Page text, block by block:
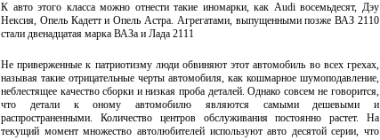
К авто этого класса можно отнести такие иномарки, как Audi восемьдесят, Дэу
Нексия, Опель Кадетт и Опель Астра. Агрегатами, выпущенными позже ВАЗ 2110
стали двенадцатая марка ВАЗа и Лада 2111
Не приверженные к патриотизму люди обвиняют этот автомобиль во всех грехах,
называя такие отрицательные черты автомобиля, как кошмарное шумоподавление,
неблестящее качество сборки и низкая проба деталей. Однако совсем не говорится,
что детали к оному автомобилю являются самыми дешевыми и
распространенными. Количество центров обслуживания постоянно растет. На
текущий момент множество автолюбителей используют авто десятой серии, что